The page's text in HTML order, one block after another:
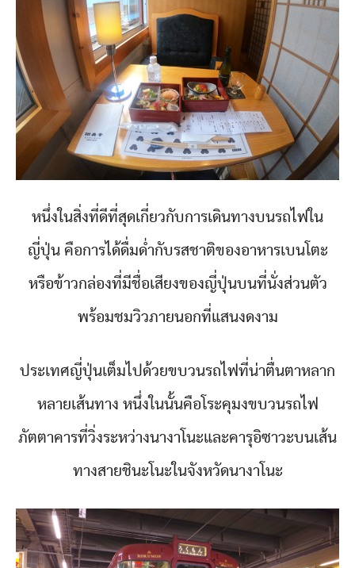
หนึ่งในสิ่งที่ดีที่สุดเกี่ยวกับการเดินทางบนรถไฟใน
ญี่ปุ่น คือการได้ดื่มด่ำกับรสชาติของอาหารเบนโตะ
หรือข้าวกล่องที่มีชื่อเสียงของญี่ปุ่นบนที่นั่งส่วนตัว
พร้อมชมวิวภายนอกที่แสนงดงาม
ประเทศญี่ปุ่นเต็มไปด้วยขบวนรถไฟที่น่าตื่นตาหลาก
หลายเส้นทาง หนึ่งในนั้นคือโระคุมงขบวนรถไฟ
ภัตตาคารที่วิ่งระหว่างนางาโนะและคารุอิซาวะบนเส้น
ทางสายชินะโนะในจังหวัดนางาโนะ